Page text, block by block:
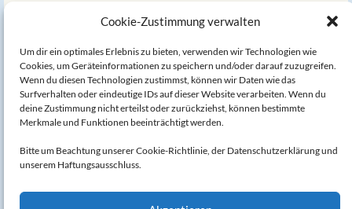
Cookie-Zustimmung verwalten
Um dir ein optimales Erlebnis zu bieten, verwenden wir Technologien wie
Cookies, um Geräteinformationen zu speichern und/oder darauf zuzugreifen.
Wenn du diesen Technologien zustimmst, können wir Daten wie das
Surfverhalten oder eindeutige IDs auf dieser Website verarbeiten. Wenn du
deine Zustimmung nicht erteilst oder zurückziehst, können bestimmte
Merkmale und Funktionen beeinträchtigt werden.
Bitte um Beachtung unserer Cookie-Richtlinie, der Datenschutzerklärung und
unserem Haftungsausschluss.
Welda auf Wikipedia
Die Alte Mühle am Hörler Bach
Bruno Hake - Biografie
Datenschutzerklärung
Impressum